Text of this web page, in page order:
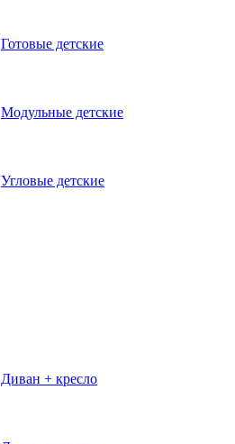
Готовые детские
Модульные детские
Угловые детские
Диван + кресло